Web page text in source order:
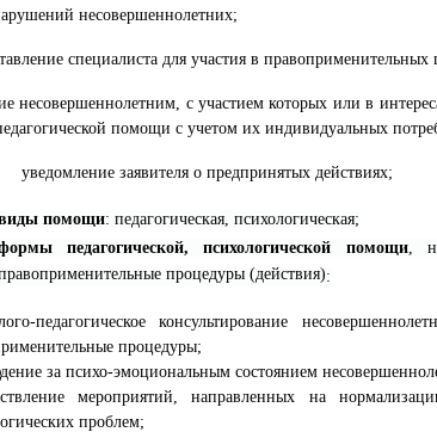
несовершеннолетних;
специалиста для участия в
несовершеннолетним, с участием которых или в
помощи с учетом их индивидуальных
уведомление заявителя о предпринятых действиях;
помощи: педагогическая, психологическая;
педагогической, психологической помощи,
процедуры (действия):
педагогическое консультирование
процедуры;
за психо-эмоциональным состоянием
мероприятий, направленных на
проблем;